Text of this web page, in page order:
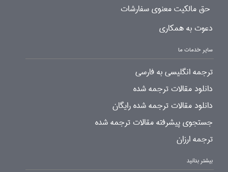
حق مالکیت معنوی سفارشات
دعوت به همکاری
سایر خدمات ما
ترجمه انگلیسی به فارسی
دانلود مقالات ترجمه شده
دانلود مقالات ترجمه شده رایگان
جستجوی پیشرفته مقالات ترجمه شده
ترجمه ارزان
بیشتر بدانید